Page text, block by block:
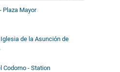
Plaza Mayor
de la Asunción de
Codorno - Station